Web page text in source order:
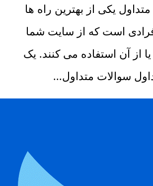
یکی از بهترین راه ها
است که از سایت شما
یا از آن استفاده می کنند. یک
سوالات متداول...